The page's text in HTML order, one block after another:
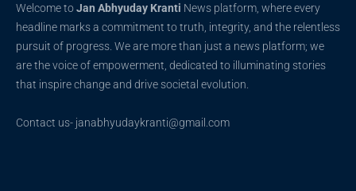
Welcome toJan Abhyuday Kranti News platform, where every
headline marks a commitment to truth, integrity, and the relentless
pursuit of progress. We are more than just a news platform; we
are the voice of empowerment, dedicated to illuminating stories
that inspire change and drive societal evolution.
Contact us- janabhyudaykranti@gmail.com